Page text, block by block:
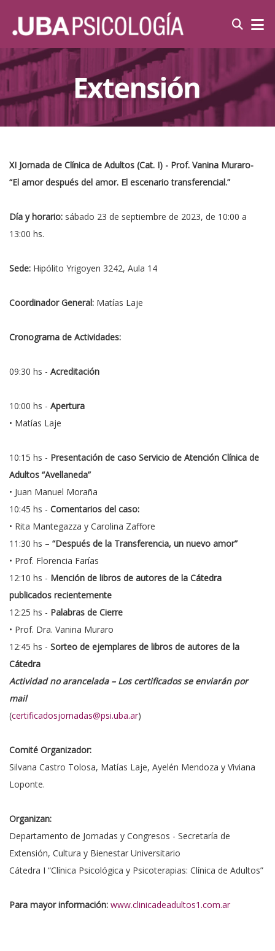
XI Jornada de Clínica de Adultos (Cat. I) - Prof. Vanina Muraro-
“El amor después del amor. El escenario transferencial.”
Día y horario: sábado 23 de septiembre de 2023, de 10:00 a
13:00 hs.
Sede: Hipólito Yrigoyen 3242, Aula 14
Coordinador General: Matías Laje
Cronograma de Actividades:
09:30 hs - Acreditación
10:00 hs - Apertura
• Matías Laje
10:15 hs - Presentación de caso Servicio de Atención Clínica de
Adultos “Avellaneda”
• Juan Manuel Moraña
10:45 hs - Comentarios del caso:
• Rita Mantegazza y Carolina Zaffore
11:30 hs – “Después de la Transferencia, un nuevo amor”
• Prof. Florencia Farías
12:10 hs - Mención de libros de autores de la Cátedra
publicados recientemente
12:25 hs - Palabras de Cierre
• Prof. Dra. Vanina Muraro
12:45 hs - Sorteo de ejemplares de libros de autores de la
Cátedra
Actividad no arancelada – Los certificados se enviarán por
mail
(certificadosjornadas@psi.uba.ar)
Comité Organizador:
Silvana Castro Tolosa, Matías Laje, Ayelén Mendoza y Viviana
Loponte.
Organizan:
Departamento de Jornadas y Congresos - Secretaría de
Extensión, Cultura y Bienestar Universitario
Cátedra I “Clínica Psicológica y Psicoterapias: Clínica de Adultos”
Para mayor información: www.clinicadeadultos1.com.ar